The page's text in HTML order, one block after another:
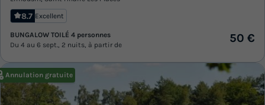
8.7 Excellent
BUNGALOW TOILÉ 4 personnes
Du 4 au 6 sept., 2 nuits, à partir de
50 €
Annulation gratuite